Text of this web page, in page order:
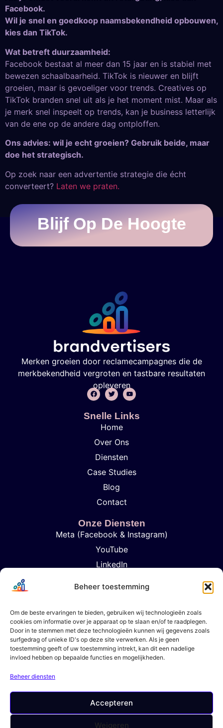
Beheer toestemming
Om de beste ervaringen te bieden, gebruiken wij technologieën zoals
cookies om informatie over je apparaat op te slaan en/of te raadplegen.
Door in te stemmen met deze technologieën kunnen wij gegevens zoals
surfgedrag of unieke ID's op deze site verwerken. Als je geen
toestemming geeft of uw toestemming intrekt, kan dit een nadelige
invloed hebben op bepaalde functies en mogelijkheden.
Beheer diensten
Accepteren
Weigeren
Facebook.
Wil je snel en goedkoop naamsbekendheid opbouwen,
kies dan TikTok.
Wat betreft duurzaamheid:
Facebook bestaat al meer dan 15 jaar en is stabiel met
bewezen schaalbaarheid. TikTok is nieuwer en blijft
groeien, maar is gevoeliger voor trends. Creatives op
TikTok branden snel uit als je het moment mist. Maar als
je merk snel inspeelt op trends, kan je business letterlijk
van de ene op de andere dag ontploffen.
Ons advies: wil je echt groeien? Gebruik beide, maar
doe het strategisch.
Op zoek naar een advertentie strategie die écht
converteert? Laten we praten.
Blijf Op De Hoogte
Merken groeien door reclamecampagnes die de
merkbekendheid vergroten en tastbare resultaten
opleveren
Snelle Links
Home
Over Ons
Diensten
Case Studies
Blog
Contact
Onze Diensten
Meta (Facebook & Instagram)
YouTube
LinkedIn
Influencer Marketing
Analytics & Rapportage
Strategic Content Planning
Kom In Contact
Den Haag, Nederland